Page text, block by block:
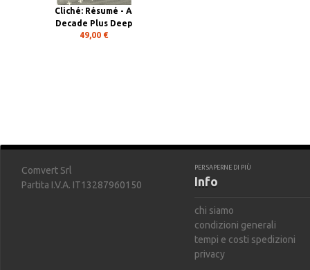
Cliché: Résumé - A
Decade Plus Deep
49,00 €
Comvert Srl
Partita I.V.A. IT13287960150
PER SAPERNE DI PIÙ
Info
chi siamo
condizioni generali
tempi e costi spedizioni
privacy